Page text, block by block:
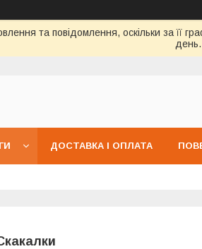
та повідомлення, оскільки за її
день.
ДОСТАВКА І ОПЛАТА